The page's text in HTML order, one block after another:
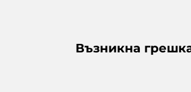
Възникна